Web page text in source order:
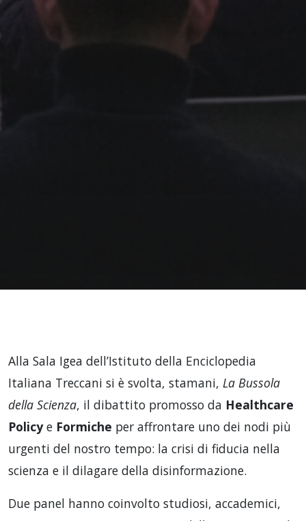
Alla Sala Igea dell’Istituto della Enciclopedia
Italiana Treccani si è svolta, stamani, La Bussola
della Scienza, il dibattito promosso da Healthcare
Policye Formiche per affrontare uno dei nodi più
urgenti del nostro tempo: la crisi di fiducia nella
scienza e il dilagare della disinformazione.
Due panel hanno coinvolto studiosi, accademici,